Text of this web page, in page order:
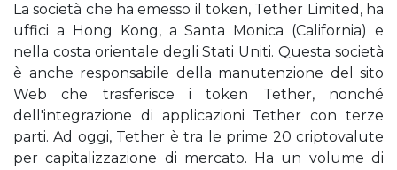
La società che ha emesso il token, Tether Limited, ha
uffici a Hong Kong, a Santa Monica (California) e
nella costa orientale degli Stati Uniti. Questa società
è anche responsabile della manutenzione del sito
Web che trasferisce i token Tether, nonché
dell'integrazione di applicazioni Tether con terze
parti. Ad oggi, Tether è tra le prime 20 criptovalute
per capitalizzazione di mercato. Ha un volume di